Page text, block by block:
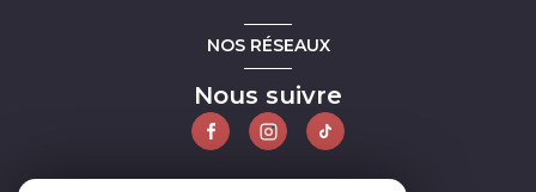
NOS RÉSEAUX
Nous suivre